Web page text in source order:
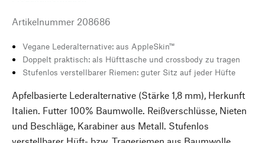
Artikelnummer 208686
Vegane Lederalternative: aus AppleSkin™
Doppelt praktisch: als Hüfttasche und crossbody zu tragen
Stufenlos verstellbarer Riemen: guter Sitz auf jeder Hüfte
Apfelbasierte Lederalternative (Stärke 1,8 mm), Herkunft
Italien. Futter 100% Baumwolle. Reißverschlüsse, Nieten
und Beschläge, Karabiner aus Metall. Stufenlos